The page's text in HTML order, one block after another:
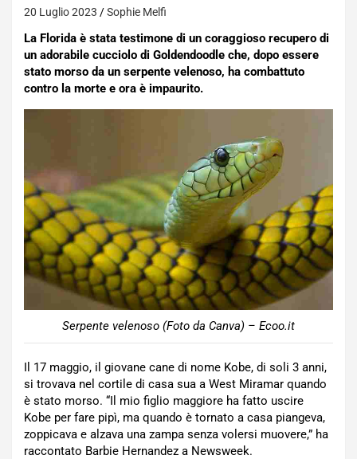
20 Luglio 2023 Sophie Melfi
La Florida è stata testimone di un coraggioso recupero di
un adorabile cucciolo di Goldendoodle che, dopo essere
stato morso da un serpente velenoso, ha combattuto
contro la morte e ora è impaurito.
Serpente velenoso (Foto da Canva) – Ecoo.it
Il 17 maggio, il giovane cane di nome Kobe, di soli 3 anni,
si trovava nel cortile di casa sua a West Miramar quando
è stato morso. “Il mio figlio maggiore ha fatto uscire
Kobe per fare pipì, ma quando è tornato a casa piangeva,
zoppicava e alzava una zampa senza volersi muovere,” ha
raccontato Barbie Hernandez a Newsweek.